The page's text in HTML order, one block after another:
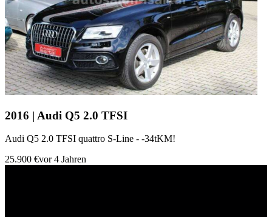
2016 | Audi Q5 2.0 TFSI
Audi Q5 2.0 TFSI quattro S-Line - -34tKM!
25.900 €vor 4 Jahren